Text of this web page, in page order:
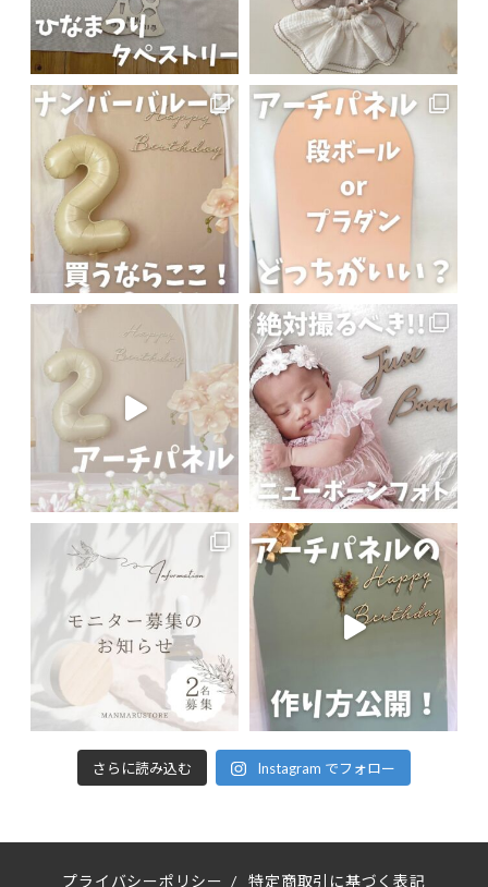
さらに読み込む Instagram でフォロー
プライバシーポリシー / 特定商取引に基づく表記